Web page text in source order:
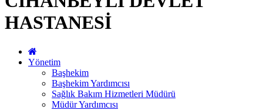
HASTANESİ
Yönetim
Başhekim
Başhekim Yardımcısı
Sağlık Bakım Hizmetleri Müdürü
Müdür Yardımcısı